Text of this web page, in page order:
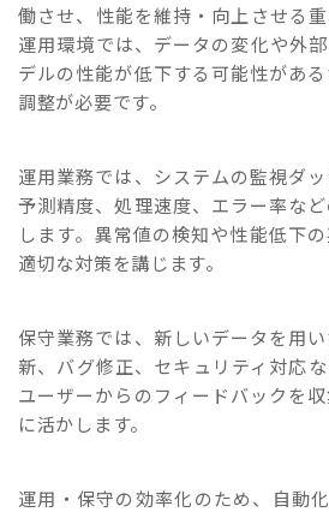
働させ、性能を維持・向上させる
運用環境では、データの変化や外
デルの性能が低下する可能性があ
調整が必要です。
運用業務では、システムの監視ダッ
予測精度、処理速度、エラー率な
します。異常値の検知や性能低下
適切な対策を講じます。
保守業務では、新しいデータを用
新、バグ修正、セキュリティ対応な
ユーザーからのフィードバックを
に活かします。
運用・保守の効率化のため、自動